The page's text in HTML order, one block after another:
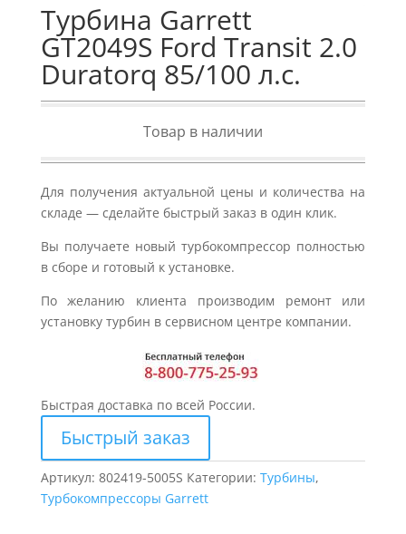
Турбина Garrett
GT2049S Ford Transit 2.0
Duratorq 85/100 л.с.
Товар в наличии
Для получения актуальной цены и количества на
складе — сделайте быстрый заказ в один клик.
Вы получаете новый турбокомпрессор полностью
в сборе и готовый к установке.
По желанию клиента производим ремонт или
установку турбин в сервисном центре компании.
Быстрая доставка по всей России.
Быстрый заказ
Артикул: 802419-5005S Категории: Турбины,
Турбокомпрессоры Garrett